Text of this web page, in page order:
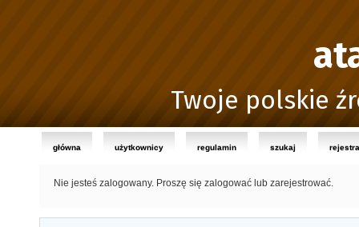
Twoje polskie
główna użytkownicy regulamin szukaj
Nie jesteś zalogowany. Proszę się zalogować lub zarejestrować.